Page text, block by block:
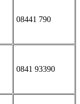
08441 790
0841 93390